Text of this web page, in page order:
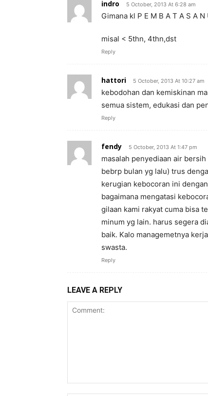
indro 5 October, 2013 At 6:28 am
Gimana kl P E M B A T A S A N
misal < 5thn, 4thn,dst
Reply
hattori 5 October, 2013 At 10:27 am
kebodohan dan kemiskinan
semua sistem, edukasi dan
Reply
fendy 5 October, 2013 At 1:47 pm
masalah penyediaan air
bebrp bulan yg lalu) trus
kerugian kebocoran ini
bagaimana mengatasi
gilaan kami rakyat cuma bisa
minum yg lain. harus segera
baik. Kalo managemetnya
swasta.
Reply
LEAVE A REPLY